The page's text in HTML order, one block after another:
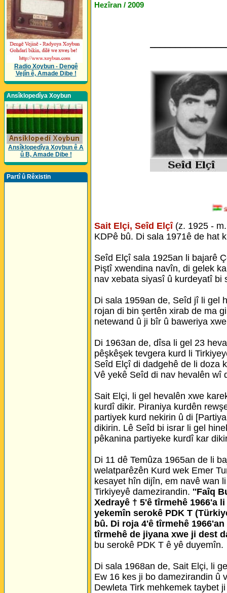
Radio Xoybun - Dengê
Vejîn ê, Amade Dibe !
Ansîklopedîya Xoybun
Ansîklopedîya Xoybun ê A
û B, Amade Dibe !
Partî û Rêxistin
Hezîran / 2009
Sait Elçi, Seîd Elçî (z. 1925 -
KDPê bû. Di sala 1971ê de hat
Seîd Elçî sala 1925an li bajarê
Piştî xwendina navîn, di gelek
nav xebata siyasî û kurdeyatî bi
Di sala 1959an de, Seîd jî li gel
rojan di bin şertên xirab de ma
netewand û ji bîr û baweriya
Di 1963an de, dîsa li gel 23
pêşkêşek tevgera kurd li
Seîd Elçî di dadgehê de li doza
Vê yekê Seîd di nav hevalên wî
Sait Elçi, li gel hevalên xwe
kurdî dikir. Piraniya kurdên
partiyek kurd nekirin û di
dikirin. Lê Seîd bi israr li gel
pêkanina partiyeke kurdî kar
Di 11 dê Temûza 1965an de li
welatparêzên Kurd wek Emer
kesayet hîn dijîn, em navê wan
Tirkiyeyê damezirandin. ''Faîq
Xedrayê † 5'ê tîrmehê 1966'a
yekemîn serokê PDK T
bû. Di roja 4'ê tîrmehê
tîrmehê de jiyana xwe ji dest
bu serokê PDK T ê yê duyemîn.
Di sala 1968an de, Sait Elçi, li
Ew 16 kes ji bo damezirandin û
Dewleta Tirk mehkemek taybet